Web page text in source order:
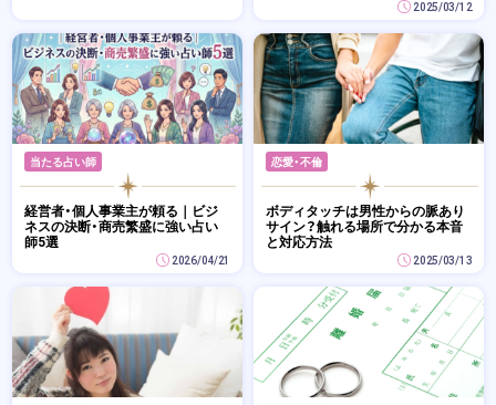
2025/03/12
当たる占い師
経営者・個人事業主が頼る｜ビジ
ネスの決断・商売繁盛に強い占い
師5選
2026/04/21
恋愛・不倫
ボディタッチは男性からの脈あり
サイン？触れる場所で分かる本音
と対応方法
2025/03/13